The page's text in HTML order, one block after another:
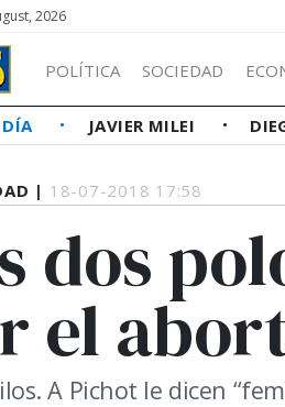
2026
POLÍTICA SOCIEDAD
DÍA JAVIER MILEI
| 18-07-2018 17:58
dos
el
A Pichot le dicen